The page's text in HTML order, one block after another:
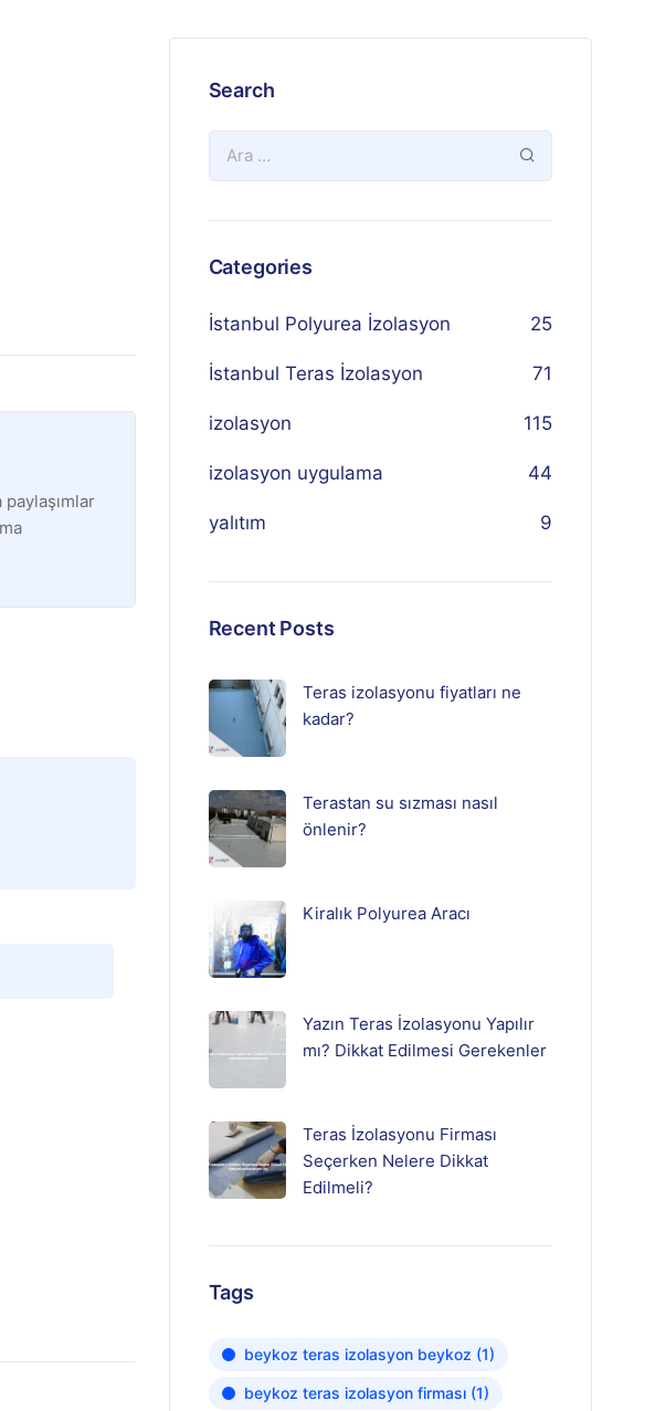
Search
Categories
İstanbul Polyurea İzolasyon 25
İstanbul Teras İzolasyon 71
izolasyon 115
izolasyon uygulama 44
yalıtım 9
Recent Posts
Teras izolasyonu fiyatları ne
kadar?
Terastan su sızması nasıl
önlenir?
Kiralık Polyurea Aracı
Yazın Teras İzolasyonu Yapılır
mı? Dikkat Edilmesi Gerekenler
Teras İzolasyonu Firması
Seçerken Nelere Dikkat
Edilmeli?
Tags
beykoz teras izolasyon beykoz (1)
beykoz teras izolasyon firması(1)